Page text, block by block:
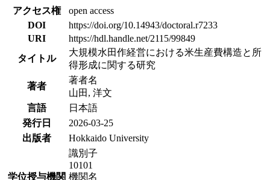
アクセス権
open access
DOI
https://doi.org/10.14943/doctoral.r7233
URI
https://hdl.handle.net/2115/99849
タイトル
大規模水田作経営における米生産費構造と所
得形成に関する研究
著者
著者名
山田, 洋文
言語
日本語
発行日
2026-03-25
出版者
Hokkaido University
学位授与機関
識別子
10101
機関名